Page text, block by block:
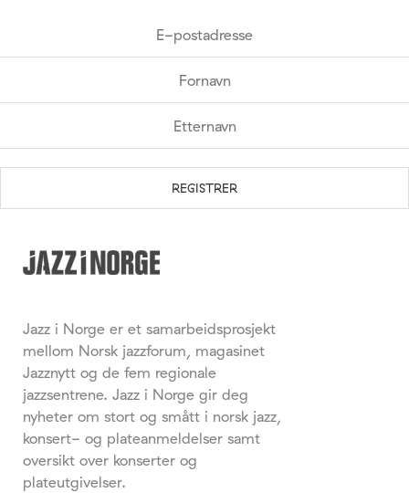
Jazz i Norge er et samarbeidsprosjekt
mellom Norsk jazzforum, magasinet
Jazznytt og de fem regionale
jazzsentrene. Jazz i Norge gir deg
nyheter om stort og smått i norsk jazz,
konsert- og plateanmeldelser samt
oversikt over konserter og
plateutgivelser.